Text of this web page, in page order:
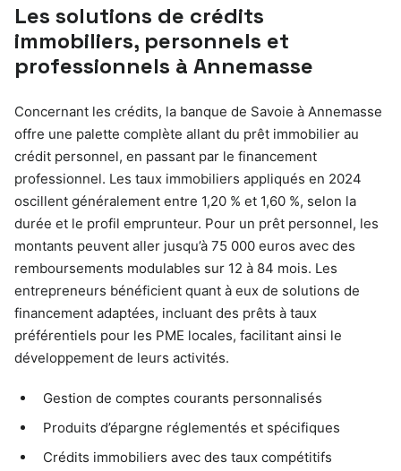
Les solutions de crédits
immobiliers, personnels et
professionnels à Annemasse
Concernant les crédits, la banque de Savoie à Annemasse
offre une palette complète allant du prêt immobilier au
crédit personnel, en passant par le financement
professionnel. Les taux immobiliers appliqués en 2024
oscillent généralement entre 1,20 % et 1,60 %, selon la
durée et le profil emprunteur. Pour un prêt personnel, les
montants peuvent aller jusqu’à 75 000 euros avec des
remboursements modulables sur 12 à 84 mois. Les
entrepreneurs bénéficient quant à eux de solutions de
financement adaptées, incluant des prêts à taux
préférentiels pour les PME locales, facilitant ainsi le
développement de leurs activités.
Gestion de comptes courants personnalisés
Produits d’épargne réglementés et spécifiques
Crédits immobiliers avec des taux compétitifs